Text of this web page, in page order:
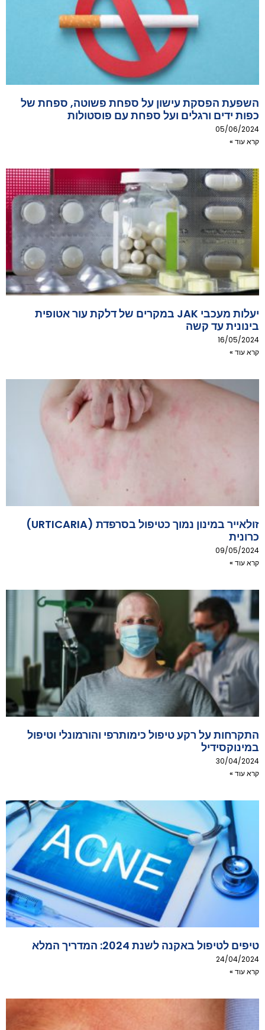
השפעת הפסקת עישון על ספחת פשוטה, ספחת של
כפות ידים ורגלים ועל ספחת עם פוסטולות
05/06/2024
קרא עוד »
יעלות מעכבי JAK במקרים של דלקת עור אטופית
בינונית עד קשה
16/05/2024
קרא עוד »
זולאייר במינון נמוך כטיפול בסרפדת (URTICARIA)
כרונית
09/05/2024
קרא עוד »
התקרחות על רקע טיפול כימותרפי והורמונלי וטיפול
במינוקסידיל
30/04/2024
קרא עוד »
טיפים לטיפול באקנה לשנת 2024: המדריך המלא
24/04/2024
קרא עוד »